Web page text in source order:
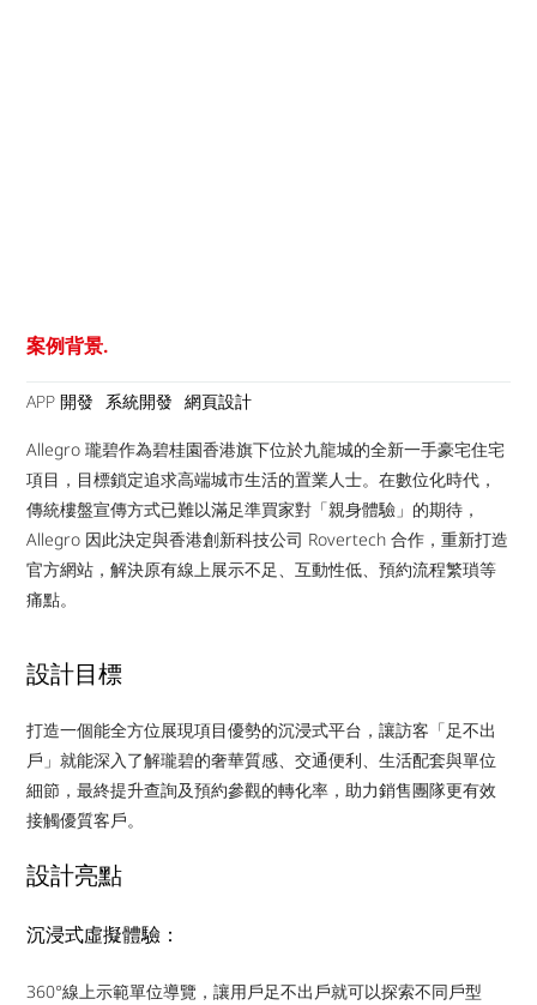
案例背景.
APP 開發 系統開發 網頁設計
Allegro 瓏碧作為碧桂園香港旗下位於九龍城的全新一手豪宅住宅
項目，目標鎖定追求高端城市生活的置業人士。在數位化時代，
傳統樓盤宣傳方式已難以滿足準買家對「親身體驗」的期待，
Allegro 因此決定與香港創新科技公司 Rovertech 合作，重新打造
官方網站，解決原有線上展示不足、互動性低、預約流程繁瑣等
痛點。
設計目標
打造一個能全方位展現項目優勢的沉浸式平台，讓訪客「足不出
戶」就能深入了解瓏碧的奢華質感、交通便利、生活配套與單位
細節，最終提升查詢及預約參觀的轉化率，助力銷售團隊更有效
接觸優質客戶。
設計亮點
沉浸式虛擬體驗：
360°線上示範單位導覽，讓用戶足不出戶就可以探索不同戶型